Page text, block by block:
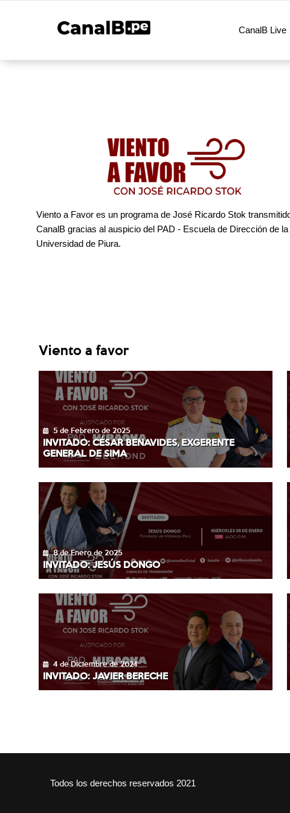
CanalB Live
Viento a Favor es un programa de José Ricardo Stok
CanalB gracias al auspicio del PAD - Escuela de Dirección de la
Universidad de Piura.
Viento a favor
5 de Febrero de 2025
INVITADO: CÉSAR BENAVIDES, EXGERENTE
GENERAL DE SIMA
8 de Enero de 2025
INVITADO: JESÚS DONGO
4 de Diciembre de 2024
INVITADO: JAVIER BERECHE
Todos los derechos reservados 2021